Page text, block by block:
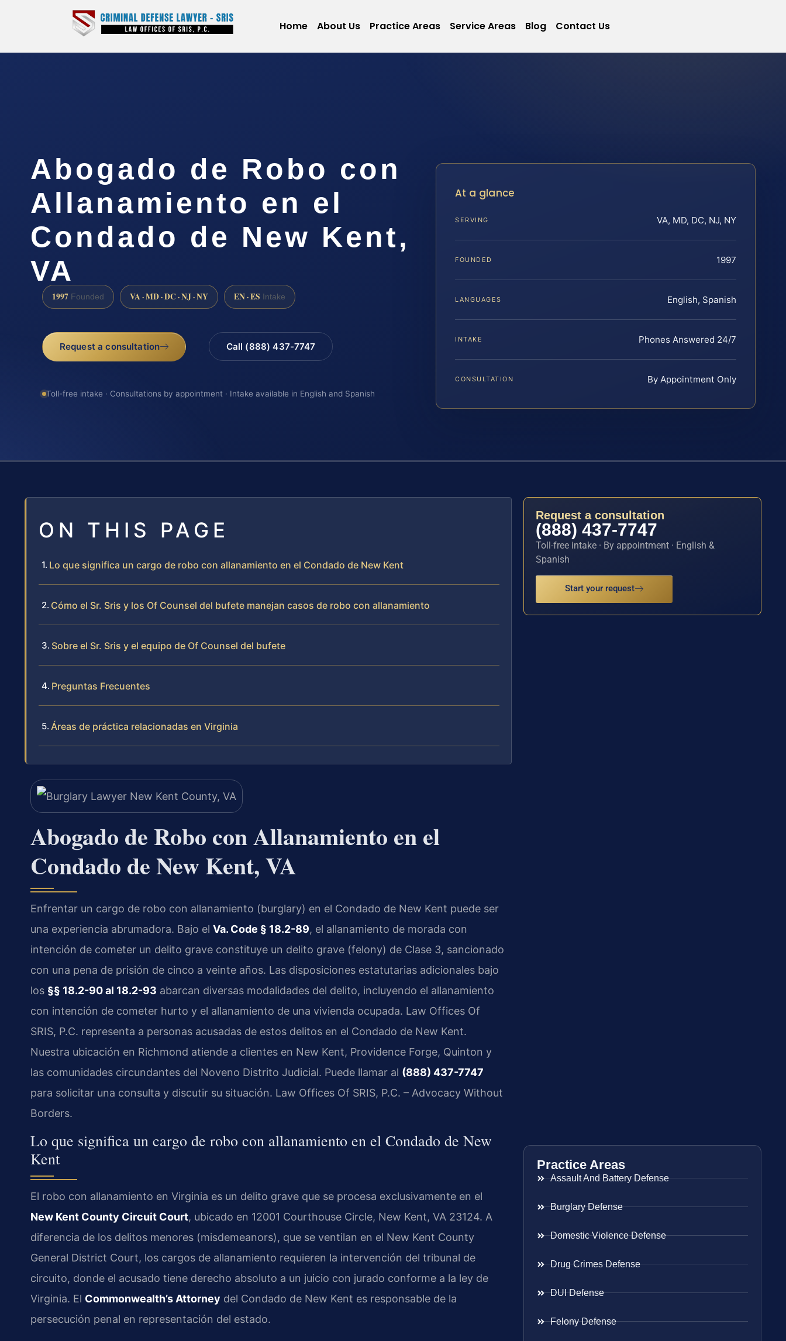
Home About Us Practice Areas Service Areas Blog Contact Us
Abogado de Robo con
Allanamiento en el
Condado de New Kent,
VA
1997 Founded VA · MD · DC · NJ · NY EN · ES Intake
Request a consultation Call (888) 437-7747
Toll-free intake · Consultations by appointment · Intake available in English and Spanish
At a glance
SERVING VA, MD, DC, NJ, NY
FOUNDED 1997
LANGUAGES English, Spanish
INTAKE Phones Answered 24/7
CONSULTATION By Appointment Only
ON THIS PAGE
Lo que significa un cargo de robo con allanamiento en el Condado de New Kent
Cómo el Sr. Sris y los Of Counsel del bufete manejan casos de robo con allanamiento
Sobre el Sr. Sris y el equipo de Of Counsel del bufete
Preguntas Frecuentes
Áreas de práctica relacionadas en Virginia
Abogado de Robo con Allanamiento en el
Condado de New Kent, VA
Enfrentar un cargo de robo con allanamiento (burglary) en el Condado de New Kent puede ser
una experiencia abrumadora. Bajo el Va. Code § 18.2-89, el allanamiento de morada con
intención de cometer un delito grave constituye un delito grave (felony) de Clase 3, sancionado
con una pena de prisión de cinco a veinte años. Las disposiciones estatutarias adicionales bajo
los §§ 18.2-90 al 18.2-93 abarcan diversas modalidades del delito, incluyendo el allanamiento
con intención de cometer hurto y el allanamiento de una vivienda ocupada. Law Offices Of
SRIS, P.C. representa a personas acusadas de estos delitos en el Condado de New Kent.
Nuestra ubicación en Richmond atiende a clientes en New Kent, Providence Forge, Quinton y
las comunidades circundantes del Noveno Distrito Judicial. Puede llamar al (888) 437-7747
para solicitar una consulta y discutir su situación. Law Offices Of SRIS, P.C. – Advocacy Without
Borders.
Lo que significa un cargo de robo con allanamiento en el Condado de New
Kent
El robo con allanamiento en Virginia es un delito grave que se procesa exclusivamente en el
New Kent County Circuit Court, ubicado en 12001 Courthouse Circle, New Kent, VA 23124. A
diferencia de los delitos menores (misdemeanors), que se ventilan en el New Kent County
General District Court, los cargos de allanamiento requieren la intervención del tribunal de
circuito, donde el acusado tiene derecho absoluto a un juicio con jurado conforme a la ley de
Virginia. El Commonwealth’s Attorney del Condado de New Kent es responsable de la
persecución penal en representación del estado.
Request a consultation
(888) 437-7747
Toll-free intake · By appointment · English &
Spanish
Start your request
Practice Areas
Assault And Battery Defense
Burglary Defense
Domestic Violence Defense
Drug Crimes Defense
DUI Defense
Felony Defense